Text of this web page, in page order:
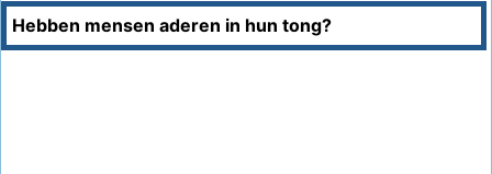
Aandoeningen En Behandelingen Mond- En Tandzorg
Hebben mensen aderen in hun tong?